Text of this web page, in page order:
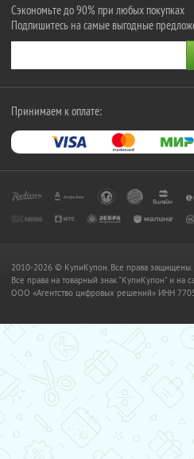
Сэкономьте до 90% при любых покупках
Подпишитесь на самые выгодные
Принимаем к оплате:
2010-2026 © КупиКупон. Все права защищены.
Все права на товарный знак "КупиКупон" и на
OOO «Агентство цифровых решений» ИНН